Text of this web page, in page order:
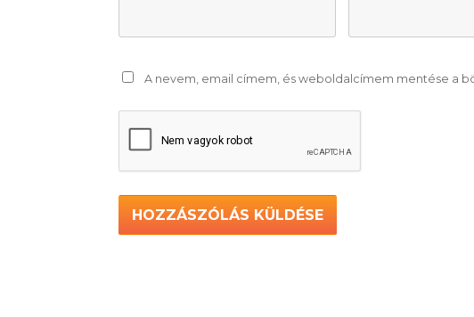
A nevem, email címem, és weboldalcímem mentése a